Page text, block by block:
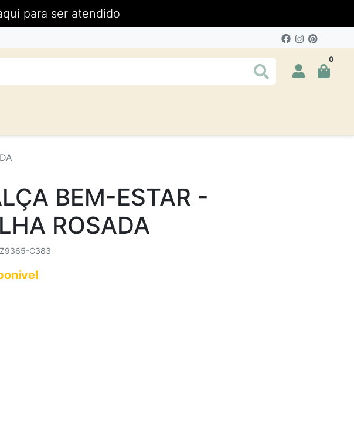
para ser atendido
0
BEM-ESTAR -
ROSADA
C383